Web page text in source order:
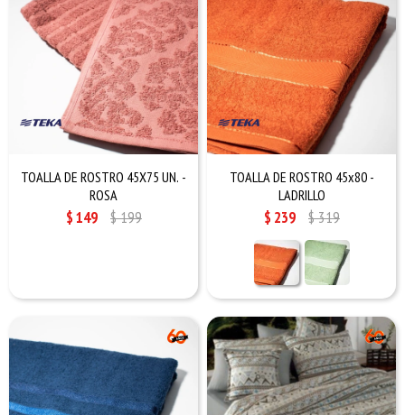
TOALLA DE ROSTRO 45X75 UN. -
ROSA
$149 $199
TOALLA DE ROSTRO 45x80 -
LADRILLO
$ 239 $319